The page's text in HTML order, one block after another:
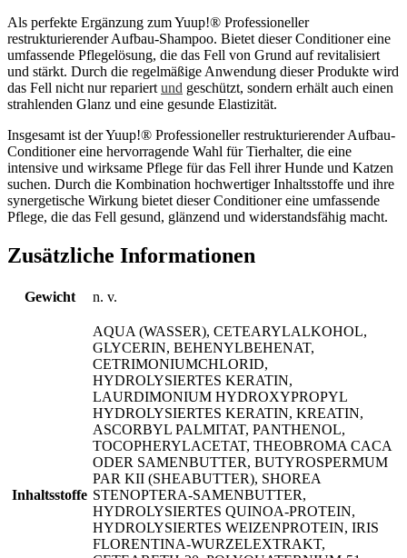
Als perfekte Ergänzung zum Yuup!® Professioneller
restrukturierender Aufbau-Shampoo. Bietet dieser Conditioner eine
umfassende Pflegelösung, die das Fell von Grund auf revitalisiert
und stärkt. Durch die regelmäßige Anwendung dieser Produkte wird
das Fell nicht nur repariert und geschützt, sondern erhält auch einen
strahlenden Glanz und eine gesunde Elastizität.
Insgesamt ist der Yuup!® Professioneller restrukturierender Aufbau-
Conditioner eine hervorragende Wahl für Tierhalter, die eine
intensive und wirksame Pflege für das Fell ihrer Hunde und Katzen
suchen. Durch die Kombination hochwertiger Inhaltsstoffe und ihre
synergetische Wirkung bietet dieser Conditioner eine umfassende
Pflege, die das Fell gesund, glänzend und widerstandsfähig macht.
Zusätzliche Informationen
Gewicht n. v.
Inhaltsstoffe
AQUA (WASSER), CETEARYLALKOHOL,
GLYCERIN, BEHENYLBEHENAT,
CETRIMONIUMCHLORID,
HYDROLYSIERTES KERATIN,
LAURDIMONIUM HYDROXYPROPYL
HYDROLYSIERTES KERATIN, KREATIN,
ASCORBYL PALMITAT, PANTHENOL,
TOCOPHERYLACETAT, THEOBROMA CACA
ODER SAMENBUTTER, BUTYROSPERMUM
PAR KII (SHEABUTTER), SHOREA
STENOPTERA-SAMENBUTTER,
HYDROLYSIERTES QUINOA-PROTEIN,
HYDROLYSIERTES WEIZENPROTEIN, IRIS
FLORENTINA-WURZELEXTRAKT,